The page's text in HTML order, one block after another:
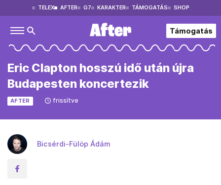
TELEX AFTER G7 KARAKTER TÁMOGATÁS SHOP
Támogatás
Eric Clapton hosszú idő után újra
Budapesten koncertezik
AFTER frissítve
Bicsérdi-Fülöp Ádám